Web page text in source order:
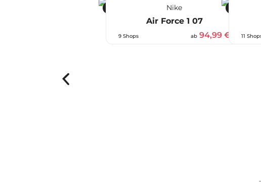
Nike
Air Force 1 07
9 Shops ab 94,99 € 11